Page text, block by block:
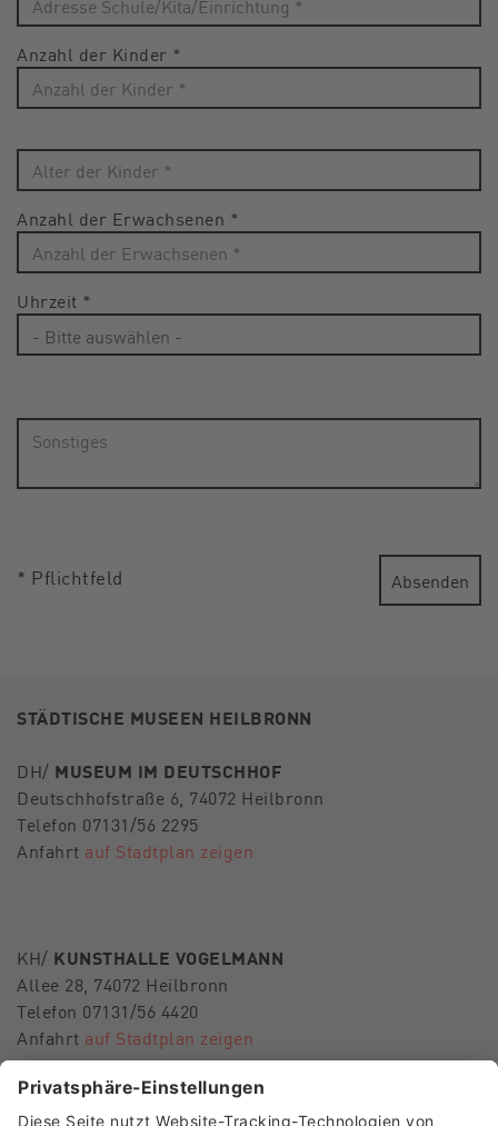
Anzahl der Kinder *
Anzahl der Erwachsenen *
Uhrzeit *
* Pflichtfeld Absenden
STÄDTISCHE MUSEEN HEILBRONN
DH/ MUSEUM IM DEUTSCHHOF
Deutschhofstraße 6, 74072 Heilbronn
Telefon 07131/56 2295
Anfahrt auf Stadtplan zeigen
KH/ KUNSTHALLE VOGELMANN
Allee 28, 74072 Heilbronn
Telefon 07131/56 4420
Anfahrt auf Stadtplan zeigen
E-Mailmuseen-hn@heilbronn.de